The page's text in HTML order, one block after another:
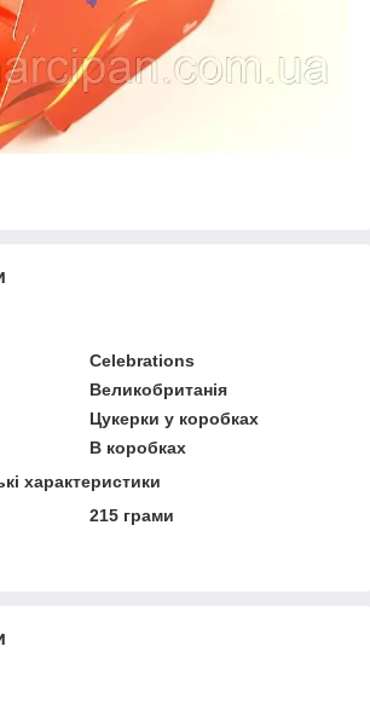
Celebrations
Великобританія
Цукерки у коробках
В коробках
характеристики
215 грами